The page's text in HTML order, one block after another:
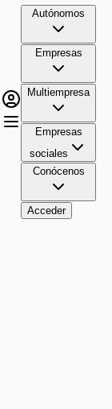
Autónomos
Empresas
Multiempresa
Empresas
sociales
Conócenos
Acceder